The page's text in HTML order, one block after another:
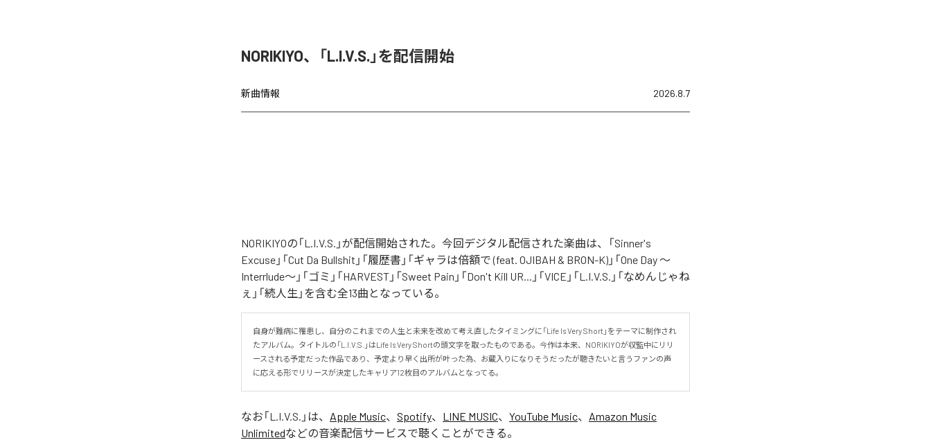
NORIKIYO、「L.I.V.S.」を配信開始
新曲情報 2026.8.7
NORIKIYOの「L.I.V.S.」が配信開始された。今回デジタル配信された楽曲は、「Sinner's
Excuse」「Cut Da Bullshit」「履歴書」「ギャラは倍額で (feat. OJIBAH & BRON-K)」「One Day ～
Interrlude～」「ゴミ」「HARVEST」「Sweet Pain」「Don't Kill UR...」「VICE」「L.I.V.S.」「なめんじゃね
ぇ」「続人生」を含む全13曲となっている。
自身が難病に罹患し、自分のこれまでの人生と未来を改めて考え直したタイミングに「Life Is Very Short」をテーマに制作され
たアルバム。タイトルの「L.I.V.S.」はLife Is Very Shortの頭文字を取ったものである。今作は本来、NORIKIYOが収監中にリリ
ースされる予定だった作品であり、予定より早く出所が叶った為、お蔵入りになりそうだったが聴きたいと言うファンの声
に応える形でリリースが決定したキャリア12枚目のアルバムとなってる。
なお「L.I.V.S. 」は、 Apple Music、 Spotify、 LINE MUSIC、 YouTube Music、 Amazon Music
Unlimitedなどの音楽配信サービスで聴くことができる。